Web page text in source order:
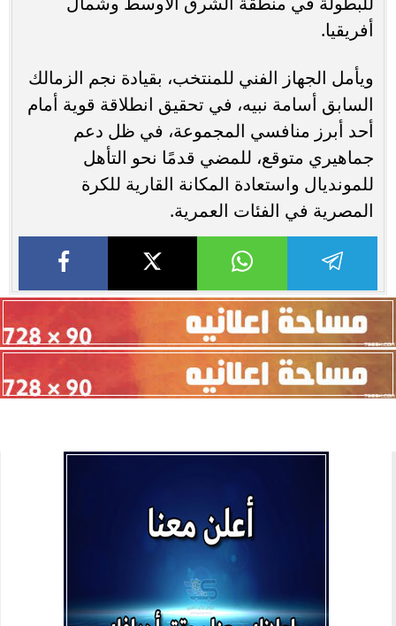
أفريقيا.
ويأمل الجهاز الفني للمنتخب، بقيادة نجم الزمالك
السابق أسامة نبيه، في تحقيق انطلاقة قوية أمام
أحد أبرز منافسي المجموعة، في ظل دعم
جماهيري متوقع، للمضي قدمًا نحو التأهل
للمونديال واستعادة المكانة القارية للكرة
المصرية في الفئات العمرية.